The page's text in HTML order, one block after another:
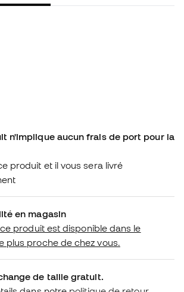
n'implique aucun frais de port pour la
produit et il vous sera livré
en magasin
produit est disponible dans le
plus proche de chez vous.
de taille gratuit.